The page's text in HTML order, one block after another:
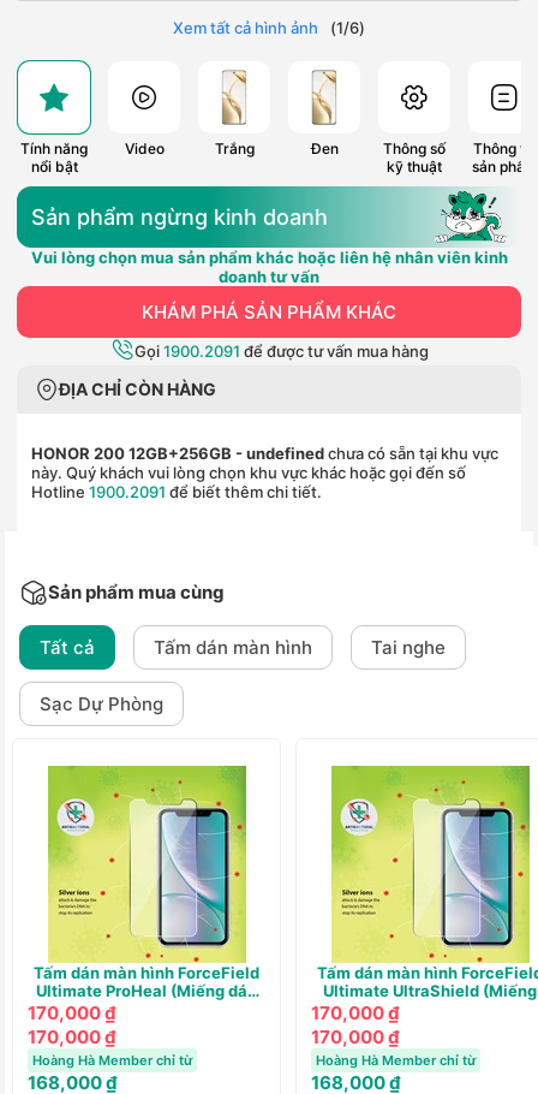
Xem tất cả hình ảnh (1/6)
Tính năng
nổi bật
Video Trắng Đen
Thông số
kỹ thuật
Thông tin
sản phẩm
Sản phẩm ngừng kinh doanh
Vui lòng chọn mua sản phẩm khác hoặc liên hệ nhân viên kinh
doanh tư vấn
KHÁM PHÁ SẢN PHẨM KHÁC
Gọi1900.2091 để được tư vấn mua hàng
ĐỊA CHỈ CÒN HÀNG
HONOR 200 12GB+256GB - undefinedchưa có sẵn tại khu vực
này. Quý khách vui lòng chọn khu vực khác hoặc gọi đến số
Hotline 1900.2091 để biết thêm chi tiết.
Sản phẩm mua cùng
Tất cả Tấm dán màn hình Tai nghe
Sạc Dự Phòng
Tấm dán màn hình ForceField
Ultimate ProHeal (Miếng dán
tự phục hồi)
170,000 ₫
170,000 ₫
Hoàng Hà Member chỉ từ
168,000 ₫
Tấm dán màn hình
Ultimate UltraShield (Miếng
dán UV Siêu cứng)
170,000 ₫
170,000 ₫
Hoàng Hà Member chỉ từ
168,000 ₫